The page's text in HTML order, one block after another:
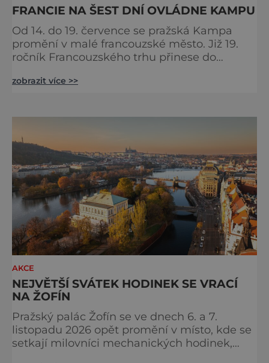
FRANCIE NA ŠEST DNÍ OVLÁDNE KAMPU
Od 14. do 19. července se pražská Kampa
promění v malé francouzské město. Již 19.
ročník Francouzského trhu přinese do
gastronomie, vína, hudby a životního stylu,
jednotlivých regionů Francie, ochutnávat
speciality od samotných producentů a užíva
zobrazit více >>
AKCE
NEJVĚTŠÍ SVÁTEK HODINEK SE VRACÍ
NA ŽOFÍN
Pražský palác Žofín se ve dnech 6. a 7.
listopadu 2026 opět promění v místo, kde se
setkají milovníci mechanických hodinek,